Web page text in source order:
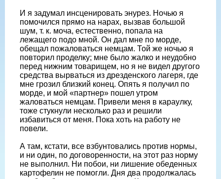
И я задумал инсценировать энурез. Ночью я
помочился прямо на нарах, вызвав большой
шум, т. к. моча, естественно, попала на
лежащего подо мной. Он дал мне по морде,
обещал пожаловаться немцам. Той же ночью я
повторил проделку; мне было жалко и неудобно
перед нижним товарищем, но я не видел другого
средства вырваться из дрезденского лагеря, где
мне грозил близкий конец. Опять я получил по
морде, и мой «партнер» пошел утром
жаловаться немцам. Привели меня в караулку,
тоже стукнули несколько раз и решили
избавиться от меня. Пока хоть на работу не
повели.
А там, кстати, все взбунтовались против нормы,
и ни один, по договоренности, на этот раз норму
не выполнил. Ни побои, ни лишение обеденных
картофелин не помогли. Дня два продолжалась